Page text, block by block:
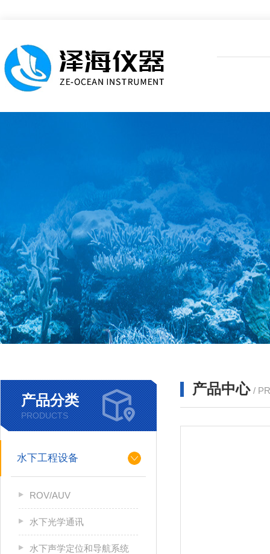
产品分类
PRODUCTS
水下工程设备
ROV/AUV
水下光学通讯
水下声学定位和导航系统
产品中心 /